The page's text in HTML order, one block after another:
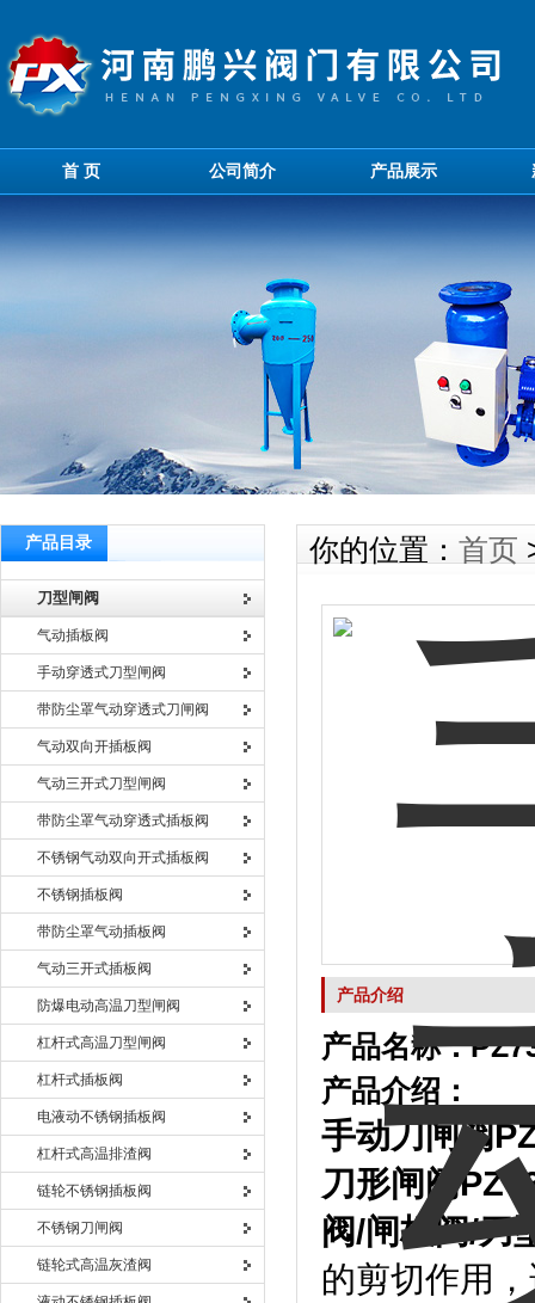
首 页 公司简介 产品展示
产品目录
刀型闸阀
气动插板阀
手动穿透式刀型闸阀
带防尘罩气动穿透式刀闸阀
气动双向开插板阀
气动三开式刀型闸阀
带防尘罩气动穿透式插板阀
不锈钢气动双向开式插板阀
不锈钢插板阀
带防尘罩气动插板阀
气动三开式插板阀
防爆电动高温刀型闸阀
杠杆式高温刀型闸阀
杠杆式插板阀
电液动不锈钢插板阀
杠杆式高温排渣阀
链轮不锈钢插板阀
不锈钢刀闸阀
链轮式高温灰渣阀
你的位置： 首页
产品介绍
产品名称：
产品介绍：
手动刀闸阀
刀形闸阀
阀/闸板阀/刀
的剪切作用